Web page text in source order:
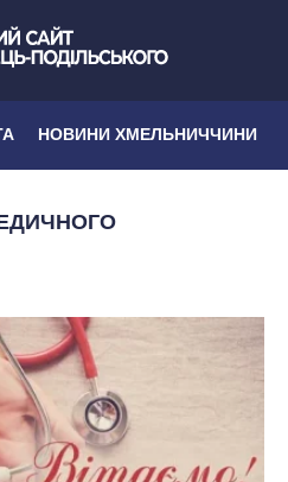
НОВИНИ ХМЕЛЬНИЧЧИНИ